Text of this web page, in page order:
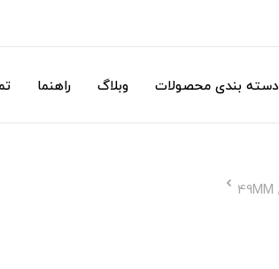
دسته بندی محصولات وبلاگ راهنما